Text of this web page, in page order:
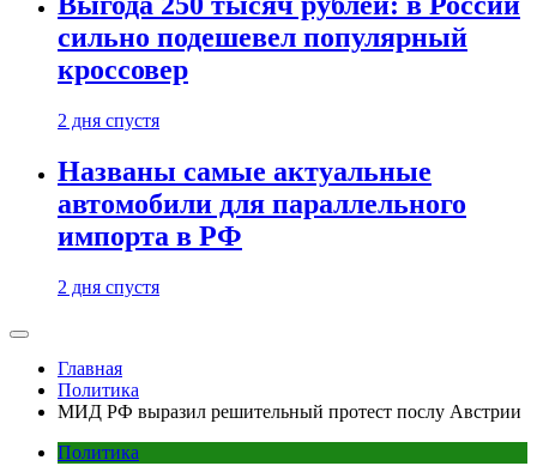
сильно подешевел популярный
кроссовер
2 дня спустя
Названы самые актуальные
автомобили для параллельного
импорта в РФ
2 дня спустя
Главная
Политика
МИД РФ выразил решительный протест послу Австрии
Политика